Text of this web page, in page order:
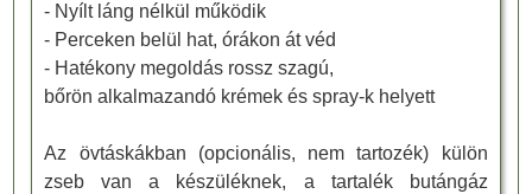
- Nyílt láng nélkül működik
- Perceken belül hat, órákon át véd
- Hatékony megoldás rossz szagú,
bőrön alkalmazandó krémek és spray-k helyett
Az övtáskákban (opcionális, nem tartozék) külön
zseb van a készüléknek, a tartalék butángáz